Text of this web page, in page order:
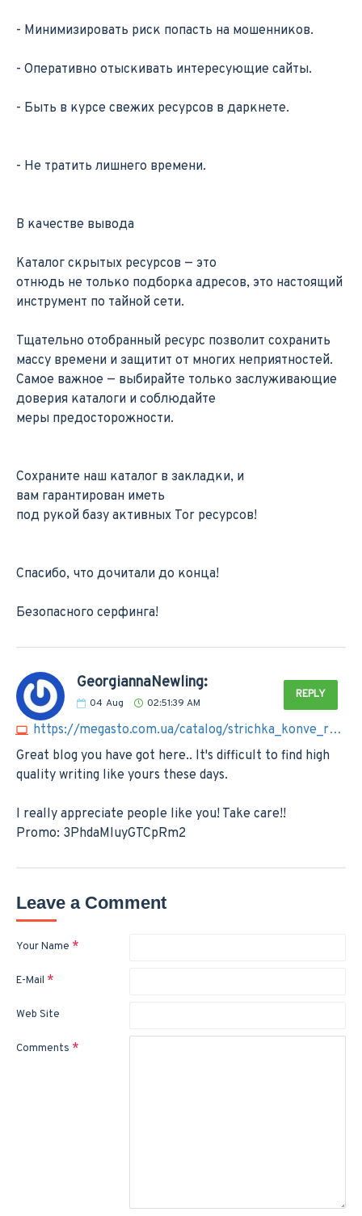
- Минимизировать риск попасть на мошенников.
- Оперативно отыскивать интересующие сайты.
- Быть в курсе свежих ресурсов в даркнете.
- Не тратить лишнего времени.
В качестве вывода
Каталог скрытых ресурсов — это
отнюдь не только подборка адресов, это настоящий
инструмент по тайной сети.
Тщательно отобранный ресурс позволит сохранить
массу времени и защитит от многих неприятностей.
Самое важное — выбирайте только заслуживающие
доверия каталоги и соблюдайте
меры предосторожности.
Сохраните наш каталог в закладки, и
вам гарантирован иметь
под рукой базу активных Tor ресурсов!
Спасибо, что дочитали до конца!
Безопасного серфинга!
GeorgiannaNewling:
04 Aug 02:51:39 AM
https://megasto.com.ua/catalog/strichka_konve_rna_
REPLY
Great blog you have got here.. It's difficult to find high
quality writing like yours these days.
I really appreciate people like you! Take care!!
Promo: 3PhdaMIuyGTCpRm2
Leave a Comment
Your Name
E-Mail
Web Site
Comments